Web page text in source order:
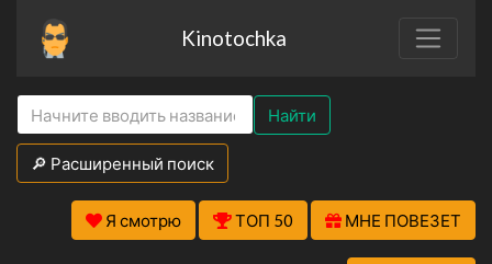
Kinotochka
Найти
🔎 Расширенный поиск
Я смотрю ТОП 50 МНЕ ПОВЕЗЕТ